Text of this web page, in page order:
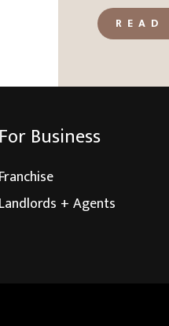
READ
For Business
Franchise
Landlords + Agents